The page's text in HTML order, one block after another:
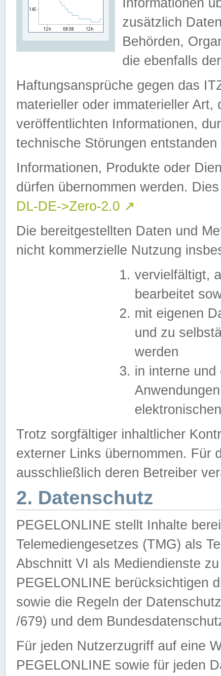
zusätzlich
Behörden,
die ebenfalls
Haftungsansprüche gegen das
materieller oder immaterieller
veröffentlichten Informationen,
technische Störungen
Informationen, Produkte oder
dürfen übernommen werden.
DL-DE->Zero-2.0 ↗
Die bereitgestellten Daten und
nicht kommerzielle Nutzung
vervielfältigt,
bearbeitet
mit eigenen
und zu
werden
in interne
Trotz sorgfältiger inhaltlicher
externer Links übernommen. Für
ausschließlich deren Betreiber
2. Datenschutz
PEGELONLINE stellt Inhalte
Telemediengesetzes (TMG) als
Abschnitt VI als Mediendienste
PEGELONLINE berücksichtigen
sowie die Regeln der
/679) und dem
Für jeden Nutzerzugriff auf eine
PEGELONLINE sowie für jeden